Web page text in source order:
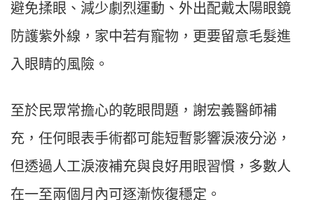
避免揉眼、減少劇烈運動、外出配戴太陽眼鏡
防護紫外線，家中若有寵物，更要留意毛髮進
入眼睛的風險。
至於民眾常擔心的乾眼問題，謝宏義醫師補
充，任何眼表手術都可能短暫影響淚液分泌，
但透過人工淚液補充與良好用眼習慣，多數人
在一至兩個月內可逐漸恢復穩定。